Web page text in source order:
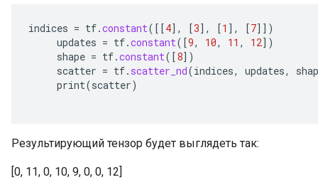
indices = tf.constant( [[4] , [3] , [1 ] , [7]] )
updates = tf.constant( [9, 10, 11 , 12] )
shape = tf.constant( [8] )
scatter = tf. scatter_nd(indices, updates,
print(scatter)
Результирующий тензор будет выглядеть так:
[0, 11, 0, 10, 9, 0, 0, 12]